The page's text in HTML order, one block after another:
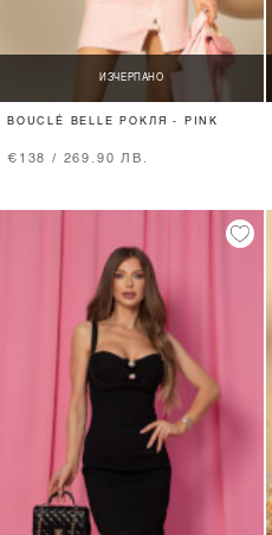
ИЗЧЕРПАНО
BOUCLÉ BELLE РОКЛЯ - PINK
€138 / 269.90 ЛВ.